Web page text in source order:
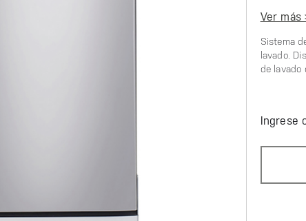
Ver más
Sistema
lavado.
de lavado
Ingrese